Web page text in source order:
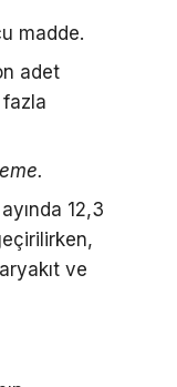
madde.
adet
12,3
ve